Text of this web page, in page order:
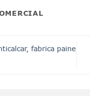
fabrica paine